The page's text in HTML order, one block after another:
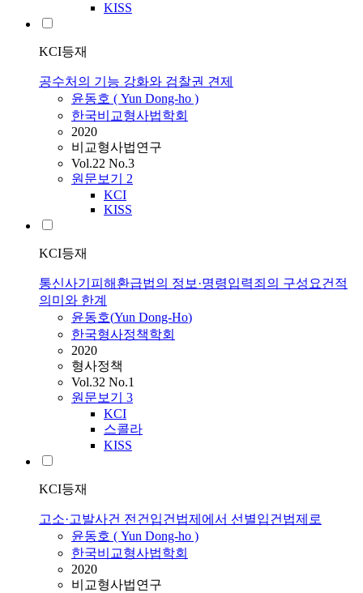
KISS
KCI등재
공수처의 기능 강화와 검찰권 견제
윤동호 ( Yun Dong-ho )
한국비교형사법학회
2020
비교형사법연구
Vol.22 No.3
원문보기 2
KCI
KISS
KCI등재
통신사기피해환급법의 정보·명령입력죄의 구성요건적
의미와 한계
윤동호(Yun Dong-Ho)
한국형사정책학회
2020
형사정책
Vol.32 No.1
원문보기 3
KCI
스콜라
KISS
KCI등재
고소·고발사건 전건입건법제에서 선별입건법제로
윤동호 ( Yun Dong-ho )
한국비교형사법학회
2020
비교형사법연구